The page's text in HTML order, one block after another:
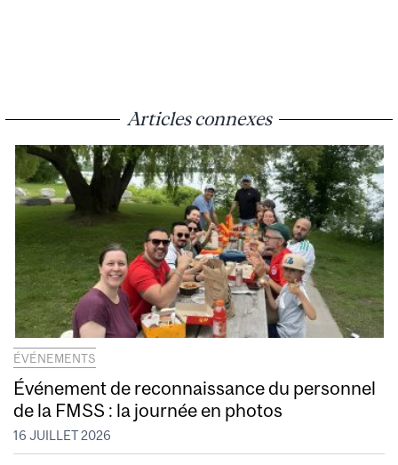
Articles connexes
ÉVÉNEMENTS
Événement de reconnaissance du personnel
de la FMSS : la journée en photos
16 JUILLET 2026